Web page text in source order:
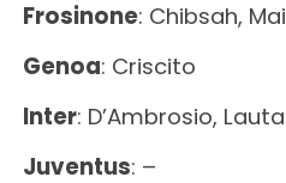
Frosinone: Chibsah,
Genoa: Criscito
Inter: D’Ambrosio,
Juventus: –